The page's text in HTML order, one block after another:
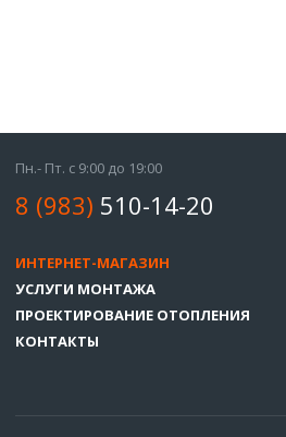
Пн.- Пт. с 9:00 до 19:00
8 (983) 510-14-20
ИНТЕРНЕТ-МАГАЗИН
УСЛУГИ МОНТАЖА
ПРОЕКТИРОВАНИЕ ОТОПЛЕНИЯ
КОНТАКТЫ